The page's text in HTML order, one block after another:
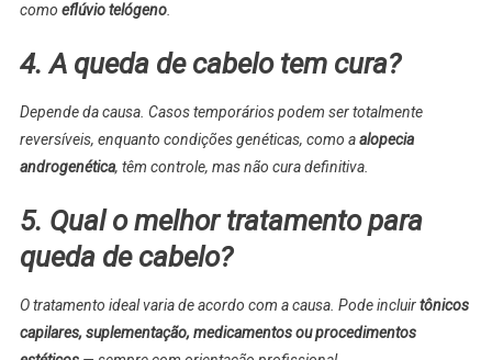
como eflúvio telógeno.
4. A queda de cabelo tem cura?
Depende da causa. Casos temporários podem ser totalmente
reversíveis, enquanto condições genéticas, como aalopecia
androgenética, têm controle, mas não cura definitiva.
5. Qual o melhor tratamento para
queda de cabelo?
O tratamento ideal varia de acordo com a causa. Pode incluirtônicos
capilares, suplementação, medicamentos ou procedimentos